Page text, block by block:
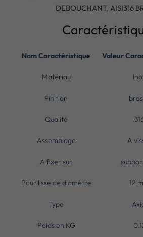
DEBOUCHANT, AISI316
Nom Caractéristique Valeur
Matériau
Finition
Qualité
Assemblage A
A fixer sur
Pour lisse de diamètre 12
Type
Poids en KG